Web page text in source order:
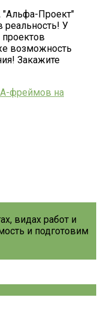
Проект"
реальность! У
возможность
Закажите
А-фреймов на
видах работ и
и подготовим